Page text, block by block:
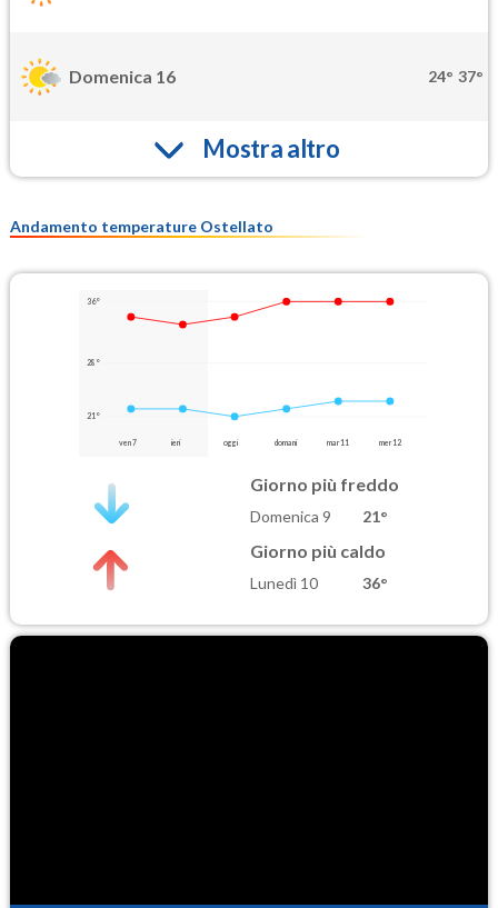
Domenica 16 24° 37°
Mostra altro
Andamento temperature Ostellato
36°
28°
21°
ven 7 ieri oggi domani mar 11 mer 12
Giorno più freddo
Domenica 9 21°
Giorno più caldo
Lunedì 10 36°